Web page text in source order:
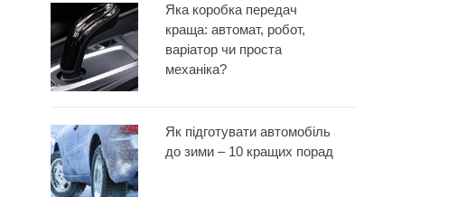
Яка коробка передач
краща: автомат, робот,
варіатор чи проста
механіка?
Як підготувати автомобіль
до зими – 10 кращих порад